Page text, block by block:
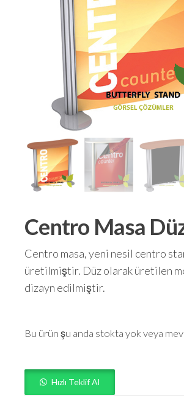
Centro Masa
Centro masa, yeni nesil centro
üretilmiştir. Düz olarak üretilen
dizayn edilmiştir.
Bu ürün şu anda stokta yok veya
Hızlı Teklif Al